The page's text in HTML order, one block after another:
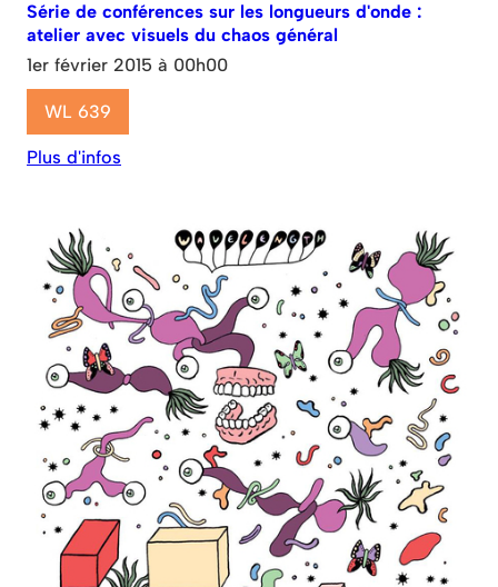
Série de conférences sur les longueurs d'onde :
atelier avec visuels du chaos général
1er février 2015 à 00h00
WL 639
Plus d'infos